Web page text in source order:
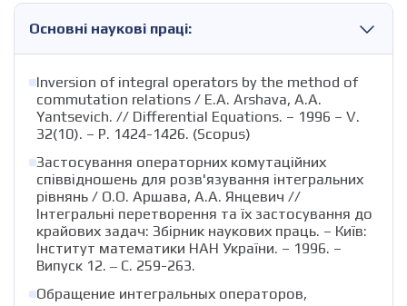
Основні наукові праці:
Inversion of integral operators by the method of
commutation relations / E.A. Arshava, A.A.
Yantsevich. // Differential Equations. – 1996 – V.
32(10). – P. 1424-1426. (Scopus)
Застосування операторних комутаційних
співвідношень для розв'язування інтегральних
рівнянь / О.О. Аршава, А.А. Янцевич //
Інтегральні перетворення та їх застосування до
крайових задач: Збірник наукових праць. – Київ:
Інститут математики НАН України. – 1996. –
Випуск 12. ‒ С. 259-263.
Обращение интегральных операторов,